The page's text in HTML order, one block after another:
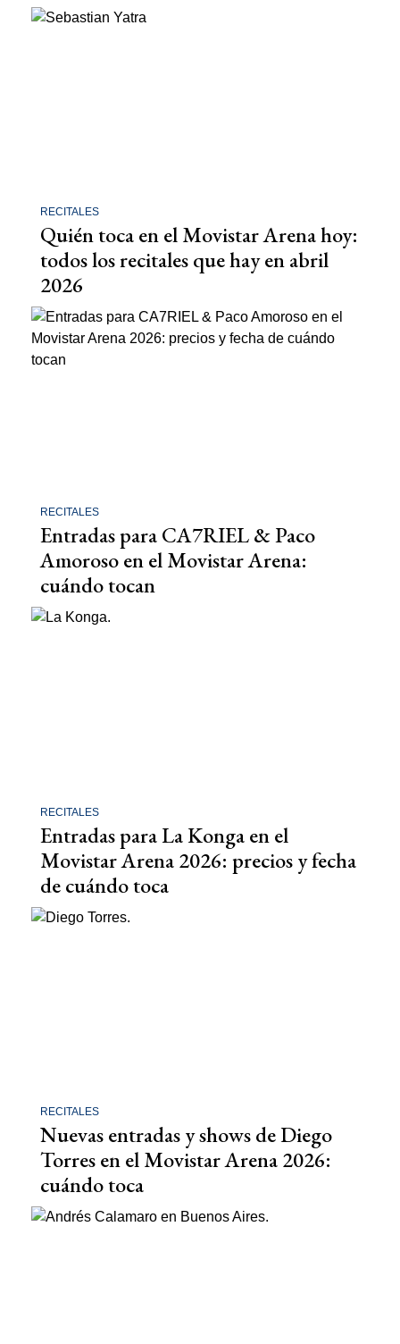
RECITALES
Quién toca en el Movistar Arena hoy:
todos los recitales que hay en abril
2026
RECITALES
Entradas para CA7RIEL & Paco
Amoroso en el Movistar Arena:
cuándo tocan
RECITALES
Entradas para La Konga en el
Movistar Arena 2026: precios y fecha
de cuándo toca
RECITALES
Nuevas entradas y shows de Diego
Torres en el Movistar Arena 2026:
cuándo toca